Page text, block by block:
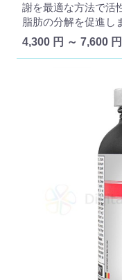
謝を最適な方法で活
脂肪の分解を促進し
4,300 円 ～ 7,600 円